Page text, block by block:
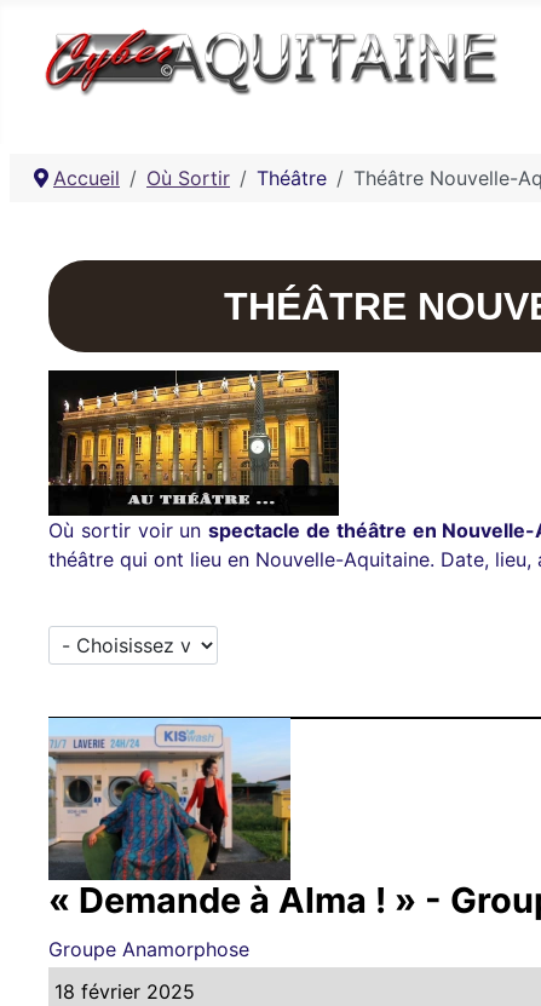
Accueil Où Sortir Théâtre Théâtre Nouvelle-
THÉÂTRE
Où sortir voir unspectacle de théâtre en Nouvelle-
théâtre qui ont lieu en Nouvelle-Aquitaine. Date,
« Demande à Alma ! » -
Groupe Anamorphose
18 février 2025